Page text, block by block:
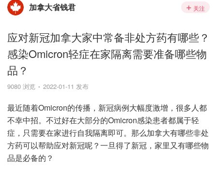
加拿大省钱君 关注
应对新冠加拿大家中常备非处方药有哪些？
感染Omicron轻症在家隔离需要准备哪些物
品？
9080 浏览 2022-01-11 发布
最近随着Omicron的传播，新冠病例大幅度激增，很多人都
不幸中招。不过好在大部分的Omicron感染患者都属于轻
症，只需要在家进行自我隔离即可。那么加拿大有哪些非处
方药可以帮助应对新冠呢？一旦得了新冠，家里又有哪些物
品是必备的？